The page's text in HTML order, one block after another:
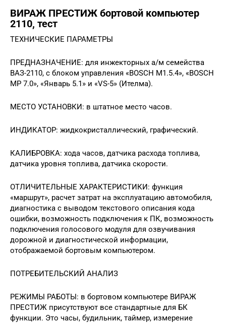
ВИРАЖ ПРЕСТИЖ бортовой компьютер
2110, тест
ТЕХНИЧЕСКИЕ ПАРАМЕТРЫ
ПРЕДНАЗНАЧЕНИЕ: для инжекторных а/м семейства
ВАЗ-2110, с блоком управления «BOSCH M1.5.4», «BOSCH
МР 7.0», «Январь 5.1» и «VS-5» (Ителма).
МЕСТО УСТАНОВКИ: в штатное место часов.
ИНДИКАТОР: жидкокристаллический, графический.
КАЛИБРОВКА: хода часов, датчика расхода топлива,
датчика уровня топлива, датчика скорости.
ОТЛИЧИТЕЛЬНЫЕ ХАРАКТЕРИСТИКИ: функция
«маршрут», расчет затрат на эксплуатацию автомобиля,
диагностика с выводом текстового описания кода
ошибки, возможность подключения к ПК, возможность
подключения голосового модуля для озвучивания
дорожной и диагностической информации,
отображаемой бортовым компьютером.
ПОТРЕБИТЕЛЬСКИЙ АНАЛИЗ
РЕЖИМЫ РАБОТЫ: в бортовом компьютере ВИРАЖ
ПРЕСТИЖ присутствуют все стандартные для БК
функции. Это часы, будильник, таймер, измерение